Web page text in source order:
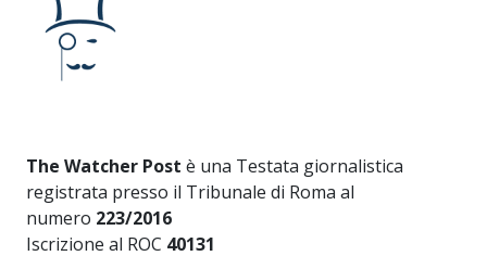
The Watcher Post è una Testata giornalistica
registrata presso il Tribunale di Roma al
numero 223/2016
Iscrizione al ROC 40131